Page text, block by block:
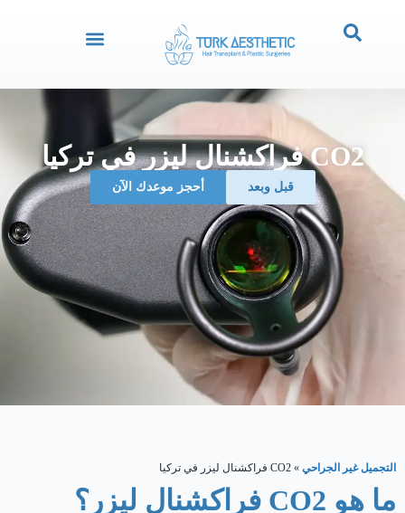
CO2 فراكشنال ليزر في تركيا
قبل وبعد ‏أحجز موعدك الآن
التجميل غير الجراحي » CO2 فراكشنال ليزر في تركيا
ما هو CO2 فراكشنال ليزر؟